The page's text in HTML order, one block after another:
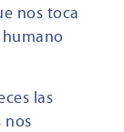
nos toca
las
nos